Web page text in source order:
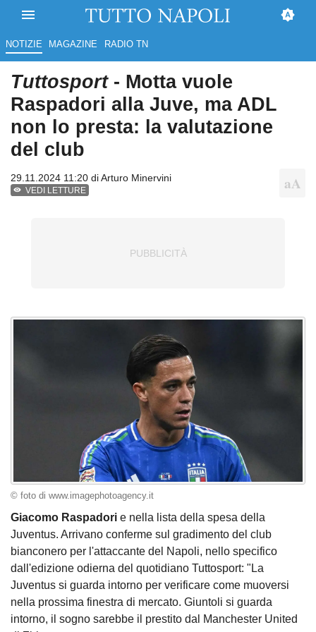
NOTIZIE MAGAZINE RADIO TN
Tuttosport- Motta vuole
Raspadori alla Juve, ma ADL
non lo presta: la valutazione
del club
29.11.2024 11:20 diArturo Minervini
VEDI LETTURE
© foto di www.imagephotoagency.it
Giacomo Raspadori e nella lista della spesa della
Juventus. Arrivano conferme sul gradimento del club
bianconero per l'attaccante del Napoli, nello specifico
dall'edizione odierna del quotidiano Tuttosport: "La
Juventus si guarda intorno per verificare come muoversi
nella prossima finestra di mercato. Giuntoli si guarda
intorno, il sogno sarebbe il prestito dal Manchester United